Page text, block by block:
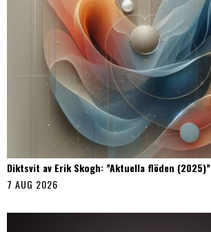
Diktsvit av Erik Skogh: ”Aktuella flöden (2025)”
7 AUG 2026